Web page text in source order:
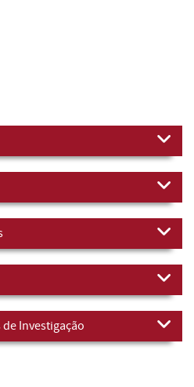
Investigação